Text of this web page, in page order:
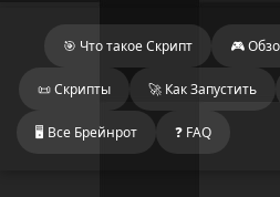
🎯 Что такое Скрипт 🎮
📜 Скрипты 🚀 Как Запустить
🖥️ Все Брейнрот ❓ FAQ